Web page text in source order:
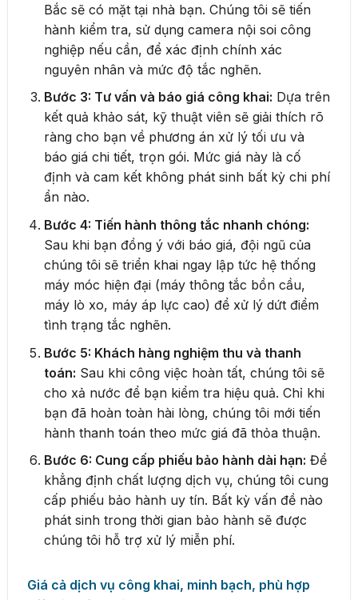
Bắc sẽ có mặt tại nhà bạn. Chúng tôi sẽ tiến
hành kiểm tra, sử dụng camera nội soi công
nghiệp nếu cần, để xác định chính xác
nguyên nhân và mức độ tắc nghẽn.
Bước 3: Tư vấn và báo giá công khai: Dựa trên
kết quả khảo sát, kỹ thuật viên sẽ giải thích rõ
ràng cho bạn về phương án xử lý tối ưu và
báo giá chi tiết, trọn gói. Mức giá này là cố
định và cam kết không phát sinh bất kỳ chi phí
ẩn nào.
Bước 4: Tiến hành thông tắc nhanh chóng:
Sau khi bạn đồng ý với báo giá, đội ngũ của
chúng tôi sẽ triển khai ngay lập tức hệ thống
máy móc hiện đại (máy thông tắc bồn cầu,
máy lò xo, máy áp lực cao) để xử lý dứt điểm
tình trạng tắc nghẽn.
Bước 5: Khách hàng nghiệm thu và thanh
toán: Sau khi công việc hoàn tất, chúng tôi sẽ
cho xả nước để bạn kiểm tra hiệu quả. Chỉ khi
bạn đã hoàn toàn hài lòng, chúng tôi mới tiến
hành thanh toán theo mức giá đã thỏa thuận.
Bước 6: Cung cấp phiếu bảo hành dài hạn: Để
khẳng định chất lượng dịch vụ, chúng tôi cung
cấp phiếu bảo hành uy tín. Bất kỳ vấn đề nào
phát sinh trong thời gian bảo hành sẽ được
chúng tôi hỗ trợ xử lý miễn phí.
Giá cả dịch vụ công khai, minh bạch, phù hợp